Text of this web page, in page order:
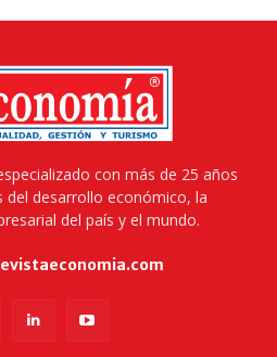
con más de 25 años
del desarrollo económico, la
del país y el mundo.